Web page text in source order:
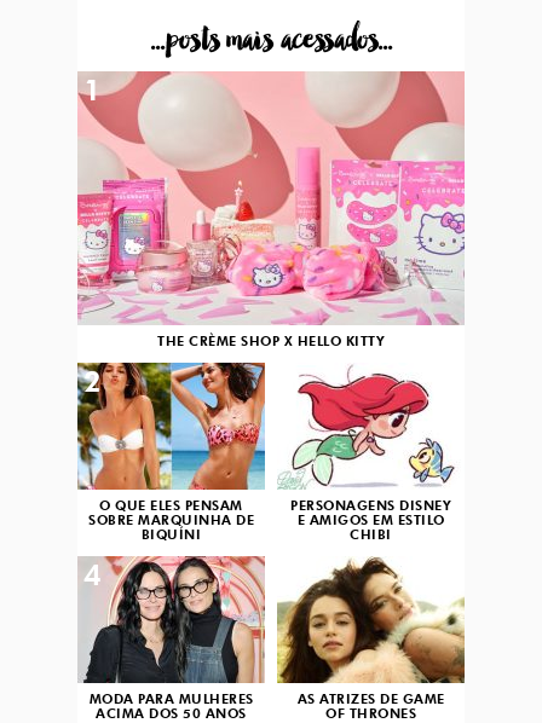
...posts mais acessados...
THE CRÈME SHOP X HELLO KITTY
1
O QUE ELES PENSAM
SOBRE MARQUINHA DE
BIQUÍNI
2
PERSONAGENS DISNEY
E AMIGOS EM ESTILO
CHIBI
3
MODA PARA MULHERES
ACIMA DOS 50 ANOS
4
AS ATRIZES DE GAME
OF THRONES